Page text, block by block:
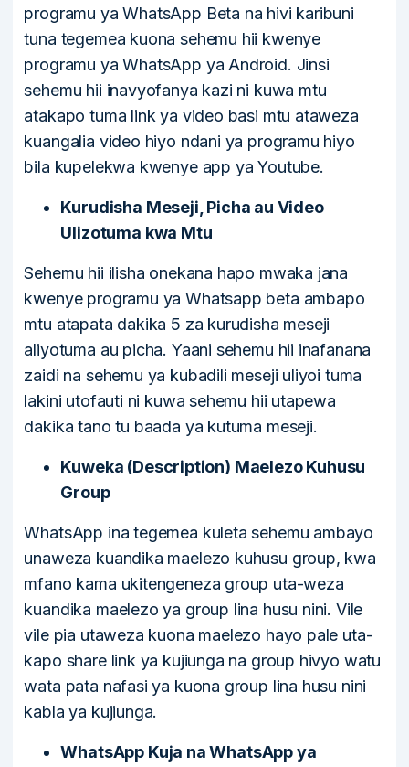
programu ya WhatsApp Beta na hivi karibuni
tuna tegemea kuona sehemu hii kwenye
programu ya WhatsApp ya Android. Jinsi
sehemu hii inavyofanya kazi ni kuwa mtu
atakapo tuma link ya video basi mtu ataweza
kuangalia video hiyo ndani ya programu hiyo
bila kupelekwa kwenye app ya Youtube.
Kurudisha Meseji, Picha au Video
Ulizotuma kwa Mtu
Sehemu hii ilisha onekana hapo mwaka jana
kwenye programu ya Whatsapp beta ambapo
mtu atapata dakika 5 za kurudisha meseji
aliyotuma au picha. Yaani sehemu hii inafanana
zaidi na sehemu ya kubadili meseji uliyoi tuma
lakini utofauti ni kuwa sehemu hii utapewa
dakika tano tu baada ya kutuma meseji.
Kuweka (Description) Maelezo Kuhusu
Group
WhatsApp ina tegemea kuleta sehemu ambayo
unaweza kuandika maelezo kuhusu group, kwa
mfano kama ukitengeneza group uta-weza
kuandika maelezo ya group lina husu nini. Vile
vile pia utaweza kuona maelezo hayo pale uta-
kapo share link ya kujiunga na group hivyo watu
wata pata nafasi ya kuona group lina husu nini
kabla ya kujiunga.
WhatsApp Kuja na WhatsApp ya